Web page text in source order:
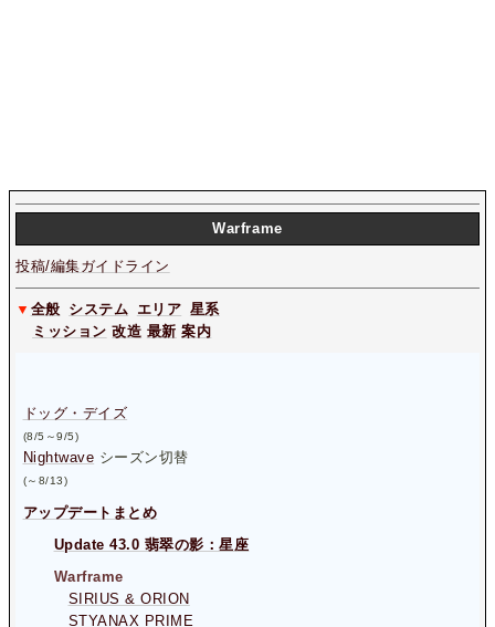
Warframe
投稿/編集ガイドライン
▼ 全般 システム エリア 星系
ミッション 改造 最新 案内
ドッグ・デイズ
(8/5～9/5)
Nightwave シーズン切替
(～8/13)
アップデートまとめ
Update 43.0 翡翠の影：星座
Warframe
SIRIUS & ORION
STYANAX PRIME